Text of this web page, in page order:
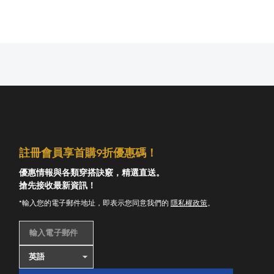
註冊會員享首購9折優惠碼！
優惠情報與各類穿搭訣竅，精選直送。
搶先接收最新資訊！
*輸入您的電子郵件地址，即表示您同意我們的 隱私權政策。
輸入電子郵件